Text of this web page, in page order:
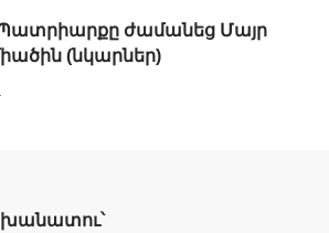
Պատրիարքը ժամանեց Մայր
(նկարներ)